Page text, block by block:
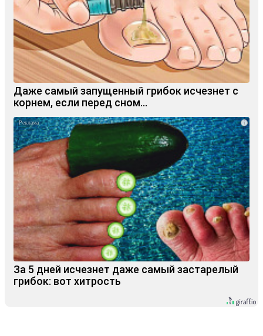
Даже самый запущенный грибок исчезнет с
корнем, если перед сном…
i
За 5 дней исчезнет даже самый застарелый
грибок: вот хитрость